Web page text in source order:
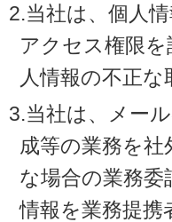
2.当社は、個人
アクセス権限
人情報の不正
3.当社は、メー
成等の業務を
な場合の業務
情報を業務提携